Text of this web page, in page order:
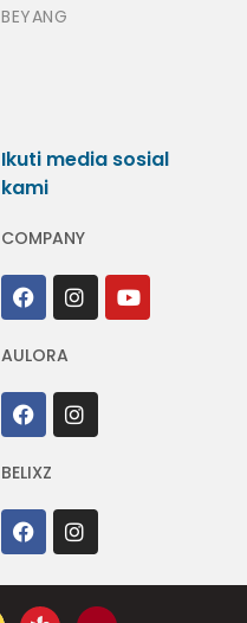
BEYANG
Ikuti media sosial
kami
COMPANY
AULORA
BELIXZ